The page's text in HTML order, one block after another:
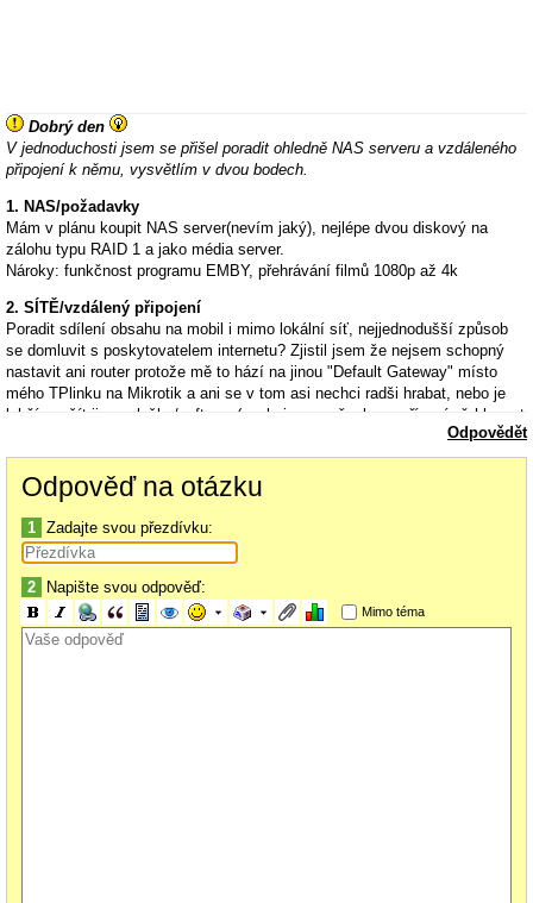
Dobrý den
V jednoduchosti jsem se přišel poradit ohledně NAS serveru a vzdáleného
připojení k němu, vysvětlím v dvou bodech.
1. NAS/požadavky
Mám v plánu koupit NAS server(nevím jaký), nejlépe dvou diskový na
zálohu typu RAID 1 a jako média server.
Nároky: funkčnost programu EMBY, přehrávání filmů 1080p až 4k
2. SÍTĚ/vzdálený připojení
Poradit sdílení obsahu na mobil i mimo lokální síť, nejjednodušší způsob
se domluvit s poskytovatelem internetu? Zjistil jsem že nejsem schopný
nastavit ani router protože mě to hází na jinou "Default Gateway" místo
mého TPlinku na Mikrotik a ani se v tom asi nechci radši hrabat, nebo je
lehčí použít jinou službu/software(nechci zase všechny zařízení přehlcovat
Odpovědět
Odpověď na otázku
1 Zadajte svou přezdívku:
2 Napište svou odpověď:
Mimo téma